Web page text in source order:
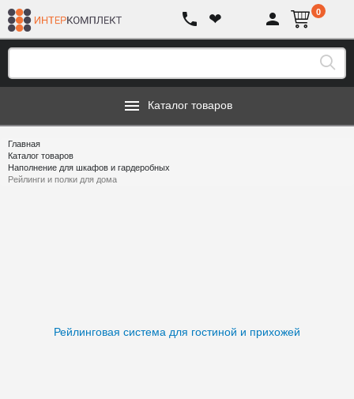
❤ 0
Каталог товаров
Главная
Каталог товаров
Наполнение для шкафов и гардеробных
Рейлинги и полки для дома
Рейлинговая система для гостиной и прихожей